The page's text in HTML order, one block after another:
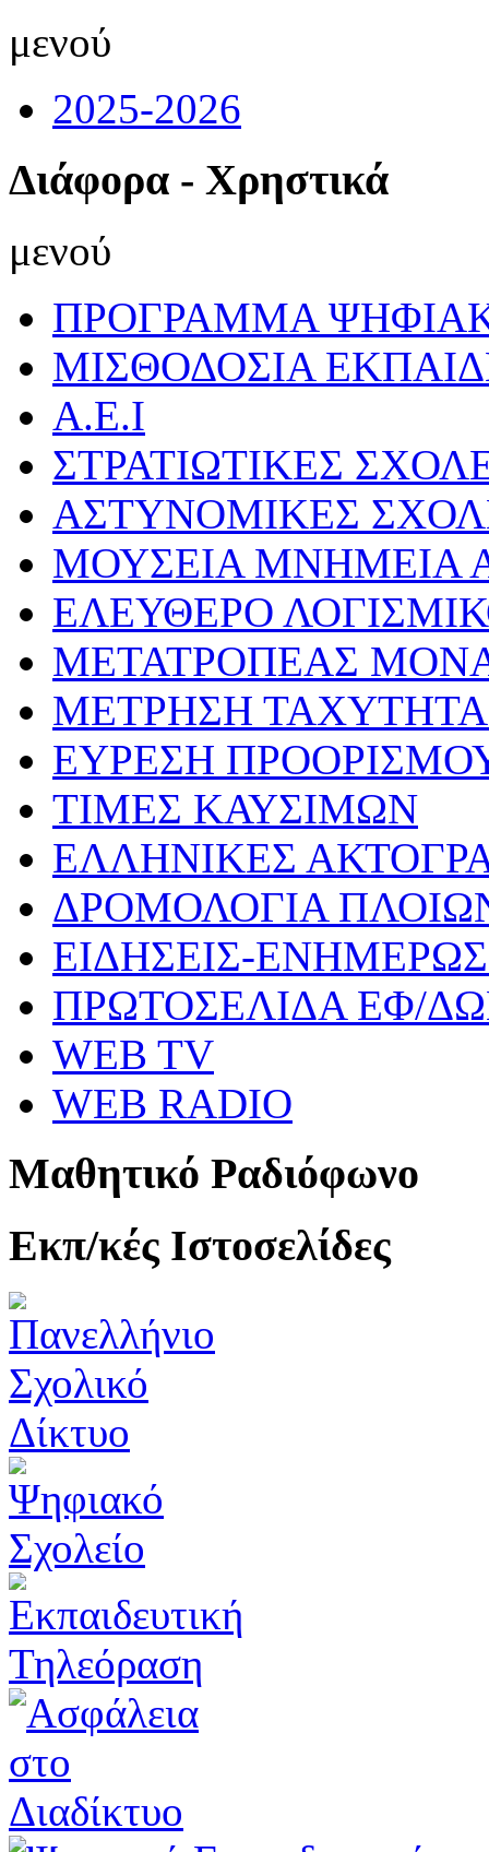
μενού
2025-2026
Διάφορα - Χρηστικά
μενού
ΠΡΟΓΡΑΜΜΑ
ΜΙΣΘΟΔΟΣΙΑ
Α.Ε.Ι
ΣΤΡΑΤΙΩΤΙΚΕΣ
ΑΣΤΥΝΟΜΙΚΕΣ
ΜΟΥΣΕΙΑ ΜΝΗΜΕΙΑ
ΕΛΕΥΘΕΡΟ
ΜΕΤΑΤΡΟΠΕΑΣ
ΜΕΤΡΗΣΗ
ΕΥΡΕΣΗ
ΤΙΜΕΣ ΚΑΥΣΙΜΩΝ
ΕΛΛΗΝΙΚΕΣ
ΔΡΟΜΟΛΟΓΙΑ
ΕΙΔΗΣΕΙΣ-
ΠΡΩΤΟΣΕΛΙΔΑ ΕΦ/
WEB TV
WEB RADIO
Μαθητικό Ραδιόφωνο
Εκπ/κές Ιστοσελίδες